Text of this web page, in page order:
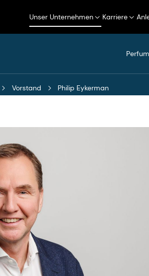
Unser Unternehmen Karriere
Vorstand Philip Eykerman